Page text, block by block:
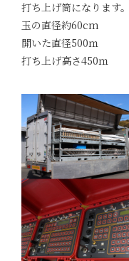
打ち上げ筒になります。
玉の直径約60cm
開いた直径500ｍ
打ち上げ高さ450ｍ